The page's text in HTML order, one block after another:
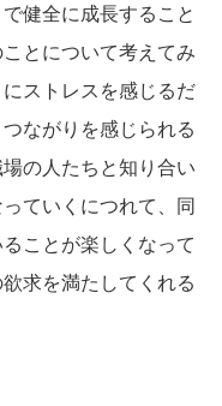
健全に成長すること
とについて考えてみ
ストレスを感じるだ
ながりを感じられる
の人たちと知り合い
ていくにつれて、同
ことが楽しくなって
求を満たしてくれる